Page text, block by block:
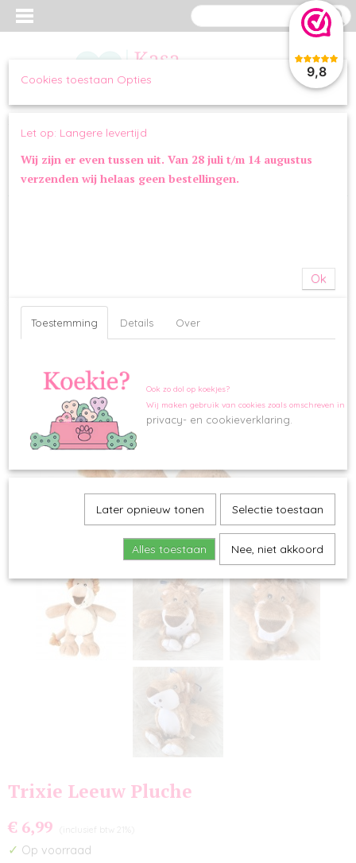
9,8
Inloggen
Home>OVERIG>ORANJE>Trixie Leeuw Pluche
Trixie Leeuw Pluche
€ 6,99 (inclusief btw 21%)
✓ Op voorraad
Cookies toestaan Opties
Let op: Langere levertijd
Wij zijn er even tussen uit. Van 28 juli t/m 14 augustus
verzenden wij helaas geen bestellingen.
Ok
Toestemming Details Over
Ook zo dol op koekjes?
Wij maken gebruik van cookies zoals omschreven in
privacy- en cookieverklaring.
Later opnieuw tonen Selectie toestaan
Alles toestaan Nee, niet akkoord